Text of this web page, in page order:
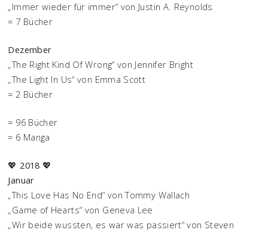
„Immer wieder für immer“ von Justin A. Reynolds
= 7 Bücher
Dezember
„The Right Kind Of Wrong“ von Jennifer Bright
„The Light In Us“ von Emma Scott
= 2 Bücher
= 96 Bücher
= 6 Manga
💖 2018 💖
Januar
„This Love Has No End“ von Tommy Wallach
„Game of Hearts“ von Geneva Lee
„Wir beide wussten, es war was passiert“ von Steven